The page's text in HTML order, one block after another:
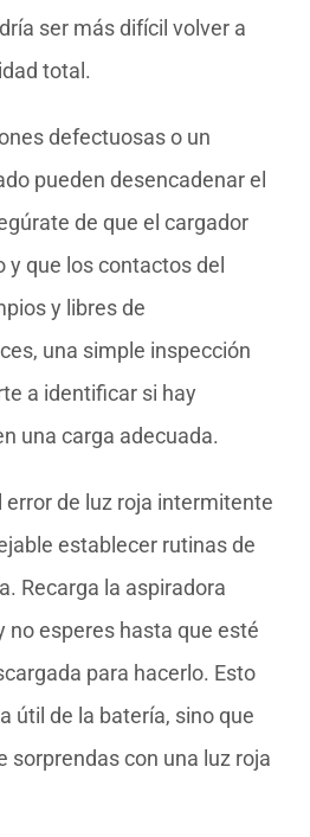
ser más difícil volver a
total.
defectuosas o un
pueden desencadenar el
de que el cargador
que los contactos del
y libres de
una simple inspección
a identificar si hay
una carga adecuada.
error de luz roja intermitente
establecer rutinas de
Recarga la aspiradora
no esperes hasta que esté
para hacerlo. Esto
útil de la batería, sino que
sorprendas con una luz roja